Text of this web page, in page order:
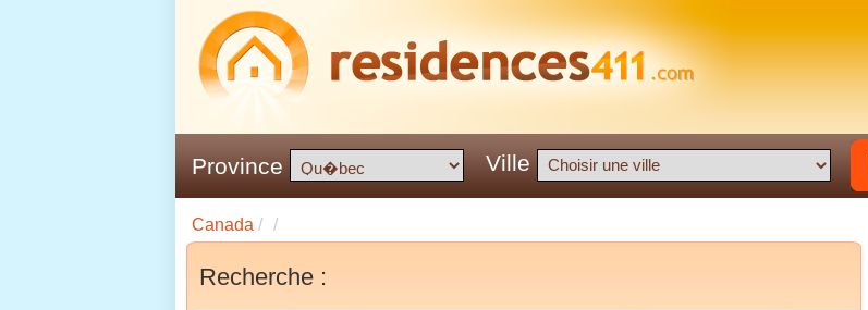
Province Ville
Canada / /
Recherche :